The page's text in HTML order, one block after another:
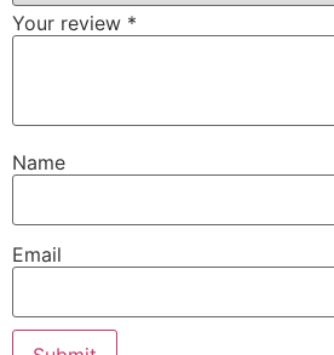
Your review *
Name
Email